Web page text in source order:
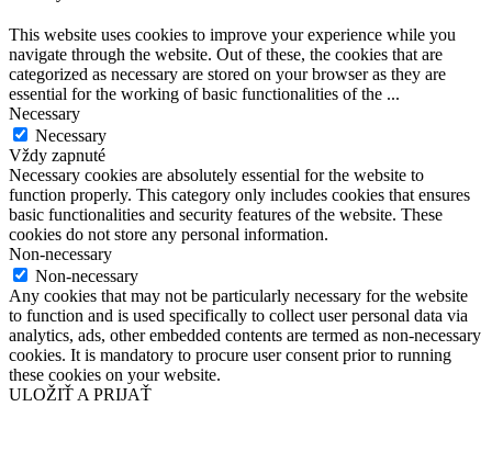
This website uses cookies to improve your experience while you
navigate through the website. Out of these, the cookies that are
categorized as necessary are stored on your browser as they are
essential for the working of basic functionalities of the ...
Necessary
Necessary
Vždy zapnuté
Necessary cookies are absolutely essential for the website to
function properly. This category only includes cookies that ensures
basic functionalities and security features of the website. These
cookies do not store any personal information.
Non-necessary
Non-necessary
Any cookies that may not be particularly necessary for the website
to function and is used specifically to collect user personal data via
analytics, ads, other embedded contents are termed as non-necessary
cookies. It is mandatory to procure user consent prior to running
these cookies on your website.
ULOŽIŤ A PRIJAŤ